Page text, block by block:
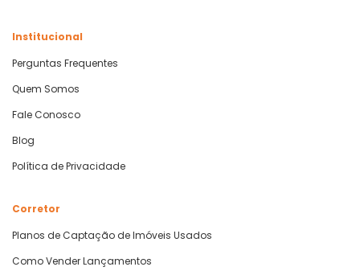
Institucional
Perguntas Frequentes
Quem Somos
Fale Conosco
Blog
Política de Privacidade
Corretor
Planos de Captação de Imóveis Usados
Como Vender Lançamentos